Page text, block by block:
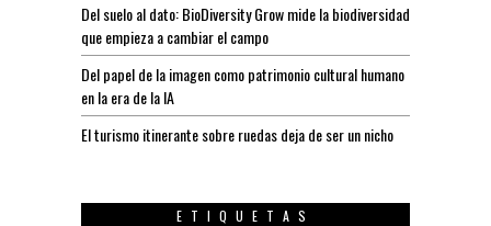
Del suelo al dato: BioDiversity Grow mide la biodiversidad
que empieza a cambiar el campo
Del papel de la imagen como patrimonio cultural humano
en la era de la IA
El turismo itinerante sobre ruedas deja de ser un nicho
ETIQUETAS